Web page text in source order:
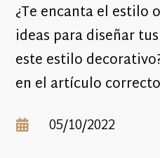
¿Te encanta el estilo
ideas para diseñar
este estilo
en el artículo
 05/10/2022